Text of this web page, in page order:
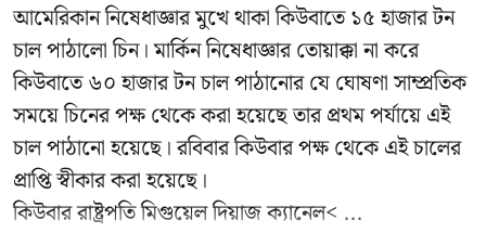
আমেরিকান নিষেধাজ্ঞার মুখে থাকা কিউবাতে ১৫ হাজার টন
চাল পাঠালো চিন। মার্কিন নিষেধাজ্ঞার তোয়াক্কা না করে
কিউবাতে ৬০ হাজার টন চাল পাঠানোর যে ঘোষণা সাম্প্রতিক
সময়ে চিনের পক্ষ থেকে করা হয়েছে তার প্রথম পর্যায়ে এই
চাল পাঠানো হয়েছে। রবিবার কিউবার পক্ষ থেকে এই চালের
প্রাপ্তি স্বীকার করা হয়েছে।
কিউবার রাষ্ট্রপতিমিগুয়েল দিয়াজ ক্যানেল< ...